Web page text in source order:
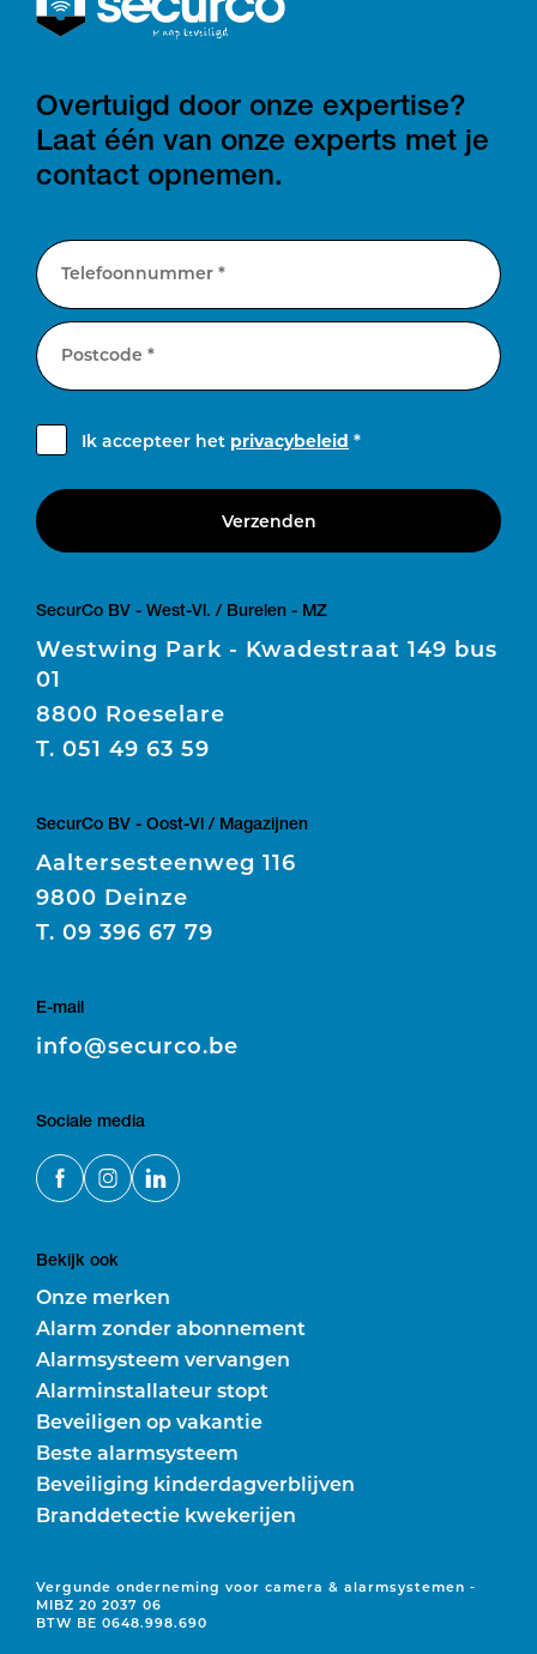
Overtuigd door onze expertise?
Laat één van onze experts met je
contact opnemen.
Telefoonnummer *
Postcode *
Ik accepteer het privacybeleid *
Verzenden
SecurCo BV - West-Vl. / Burelen - MZ
Westwing Park - Kwadestraat 149 bus
01
8800 Roeselare
T. 051 49 63 59
SecurCo BV - Oost-Vl / Magazijnen
Aaltersesteenweg 116
9800 Deinze
T. 09 396 67 79
E-mail
E
info@securco.be
Sociale media
Bekijk ook
Onze merken
Alarm zonder abonnement
Alarmsysteem vervangen
Alarminstallateur stopt
Beveiligen op vakantie
Beste alarmsysteem
Beveiliging kinderdagverblijven
Branddetectie kwekerijen
Vergunde onderneming voor camera & alarmsystemen -
MIBZ 20 2037 06
BTW BE 0648.998.690